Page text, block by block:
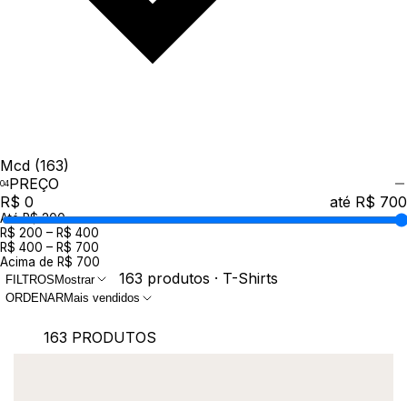
Mcd (163)
PREÇO
R$ 0
até R$ 700
Até R$ 200
R$ 200 – R$ 400
R$ 400 – R$ 700
Acima de R$ 700
FILTROS Mostrar 163 produtos · T-Shirts
ORDENARMais vendidos
163 PRODUTOS